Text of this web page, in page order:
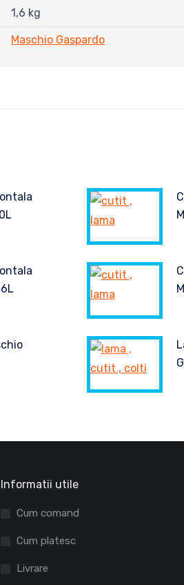
1,6 kg
Maschio Gaspardo
Informatii utile
Cum comand
Cum platesc
Livrare